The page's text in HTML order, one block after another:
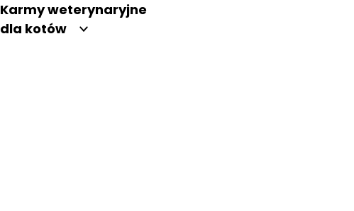
Karmy weterynaryjne
dla kotów